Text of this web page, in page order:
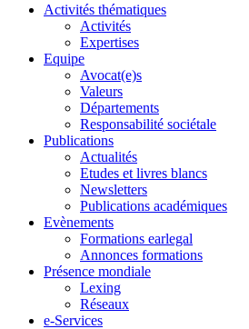
Activités thématiques
Activités
Expertises
Equipe
Avocat(e)s
Valeurs
Départements
Responsabilité sociétale
Publications
Actualités
Etudes et livres blancs
Newsletters
Publications académiques
Evènements
Formations earlegal
Annonces formations
Présence mondiale
Lexing
Réseaux
e-Services